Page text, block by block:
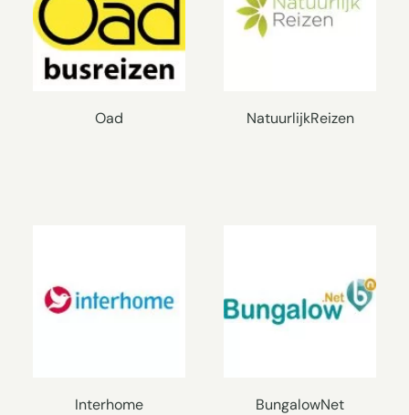
Oad NatuurlijkReizen
Interhome BungalowNet